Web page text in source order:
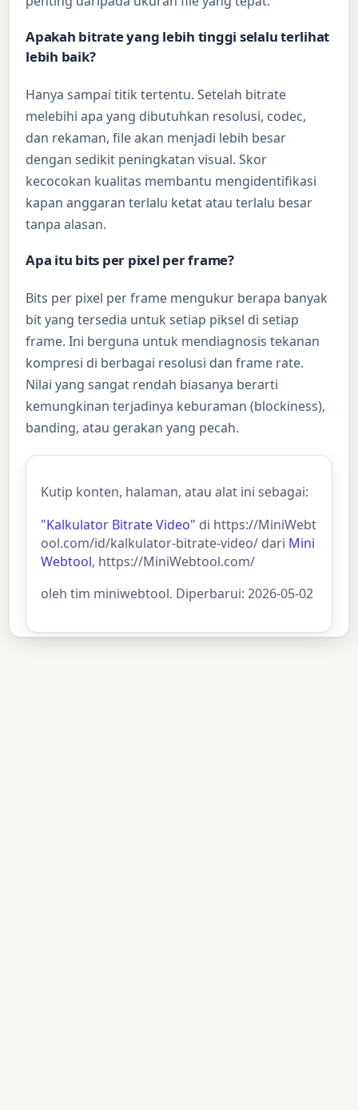
Apakah bitrate yang lebih tinggi selalu terlihat
lebih baik?
Hanya sampai titik tertentu. Setelah bitrate
melebihi apa yang dibutuhkan resolusi, codec,
dan rekaman, file akan menjadi lebih besar
dengan sedikit peningkatan visual. Skor
kecocokan kualitas membantu mengidentifikasi
kapan anggaran terlalu ketat atau terlalu besar
tanpa alasan.
Apa itu bits per pixel per frame?
Bits per pixel per frame mengukur berapa banyak
bit yang tersedia untuk setiap piksel di setiap
frame. Ini berguna untuk mendiagnosis tekanan
kompresi di berbagai resolusi dan frame rate.
Nilai yang sangat rendah biasanya berarti
kemungkinan terjadinya keburaman (blockiness),
banding, atau gerakan yang pecah.
Kutip konten, halaman, atau alat ini sebagai:
"Kalkulator Bitrate Video" di https://MiniWebt
ool.com/id/kalkulator-bitrate-video/ dari Mini
Webtool, https://MiniWebtool.com/
oleh tim miniwebtool. Diperbarui: 2026-05-02